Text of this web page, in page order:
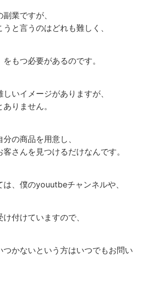
業ですが、
と言うのはどれも難しく、
もつ必要があるのです。
いイメージがありますが、
りません。
の商品を用意し、
さんを見つけるだけなんです。
、僕のyouutbeチャンネルや、
付けていますので、
つかないという方はいつでもお問い